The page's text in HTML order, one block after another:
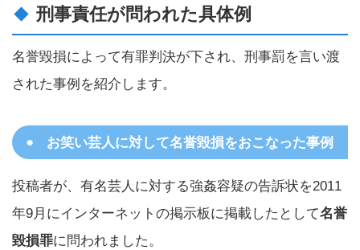
刑事責任が問われた具体例
名誉毀損によって有罪判決が下され、刑事罰を言い渡
された事例を紹介します。
お笑い芸人に対して名誉毀損をおこなった事例
投稿者が、有名芸人に対する強姦容疑の告訴状を2011
年9月にインターネットの掲示板に掲載したとして名誉
毀損罪に問われました。